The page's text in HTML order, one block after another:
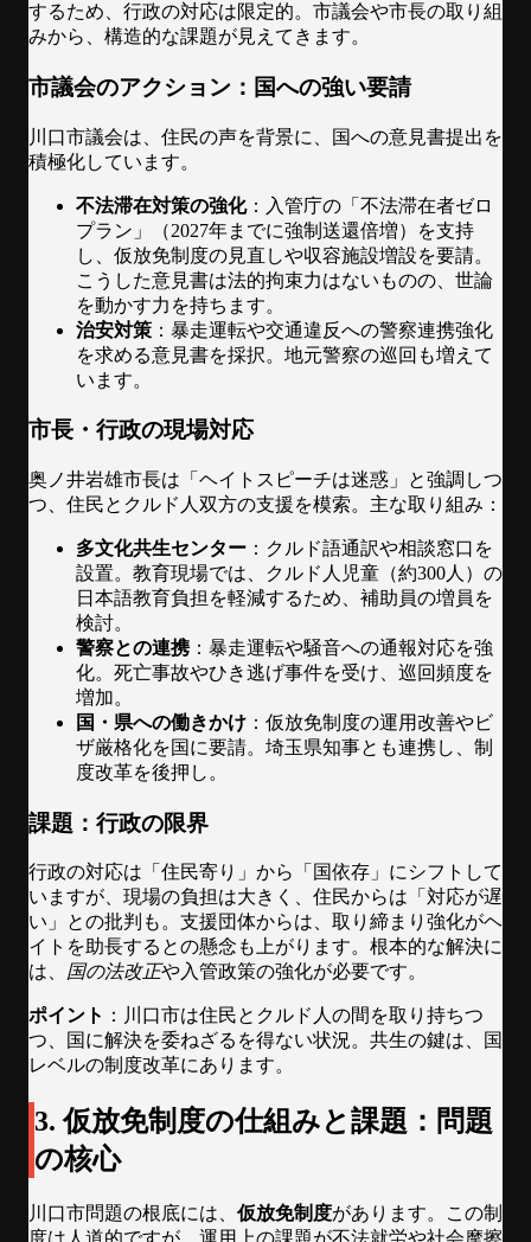
するため、行政の対応は限定的。市議会や市長の取り組
みから、構造的な課題が見えてきます。
市議会のアクション：国への強い要請
川口市議会は、住民の声を背景に、国への意見書提出を
積極化しています。
不法滞在対策の強化：入管庁の「不法滞在者ゼロ
プラン」（2027年までに強制送還倍増）を支持
し、仮放免制度の見直しや収容施設増設を要請。
こうした意見書は法的拘束力はないものの、世論
を動かす力を持ちます。
治安対策 ：暴走運転や交通違反への警察連携強化
を求める意見書を採択。地元警察の巡回も増えて
います。
市長・行政の現場対応
奥ノ井岩雄市長は「ヘイトスピーチは迷惑」と強調しつ
つ、住民とクルド人双方の支援を模索。主な取り組み：
多文化共生センター ：クルド語通訳や相談窓口を
設置。教育現場では、クルド人児童（約300人）の
日本語教育負担を軽減するため、補助員の増員を
検討。
警察との連携 ：暴走運転や騒音への通報対応を強
化。死亡事故やひき逃げ事件を受け、巡回頻度を
増加。
国・県への働きかけ ：仮放免制度の運用改善やビ
ザ厳格化を国に要請。埼玉県知事とも連携し、制
度改革を後押し。
課題：行政の限界
行政の対応は「住民寄り」から「国依存」にシフトして
いますが、現場の負担は大きく、住民からは「対応が遅
い」との批判も。支援団体からは、取り締まり強化がヘ
イトを助長するとの懸念も上がります。根本的な解決に
は、 国の法改正や入管政策の強化が必要です。
ポイント ：川口市は住民とクルド人の間を取り持ちつ
つ、国に解決を委ねざるを得ない状況。共生の鍵は、国
レベルの制度改革にあります。
3. 仮放免制度の仕組みと課題：問題
の核心
川口市問題の根底には、 仮放免制度があります。この制